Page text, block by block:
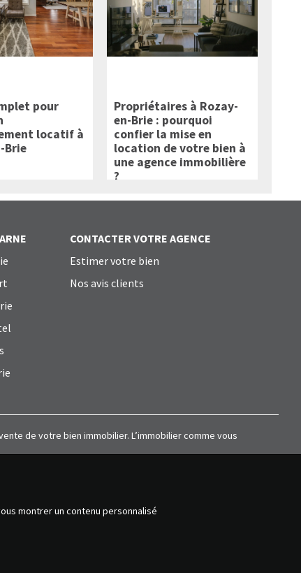
pour
locatif à
Brie
Propriétaires à Rozay-
en-Brie : pourquoi
confier la mise en
location de votre bien à
une agence immobilière
?
CONTACTER VOTRE AGENCE
Estimer votre bien
Nos avis clients
de votre bien immobilier. L’immobilier comme vous
montrer un contenu personnalisé